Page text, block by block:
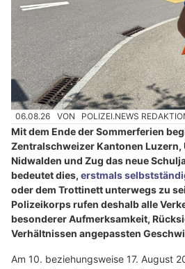
06.08.26 VON POLIZEI.NEWS
Mit dem Ende der Sommerferien
Zentralschweizer Kantonen Luzern,
Nidwalden und Zug das neue
bedeutet dies, erstmals
oder dem Trottinett unterwegs zu
Polizeikorps rufen deshalb alle
besonderer Aufmerksamkeit,
Verhältnissen angepassten
Am 10. beziehungsweise 17. August